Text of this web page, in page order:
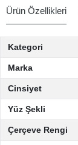
Ürün Özellikleri
Kategori
Marka
Cinsiyet
Yüz Şekli
Çerçeve Rengi